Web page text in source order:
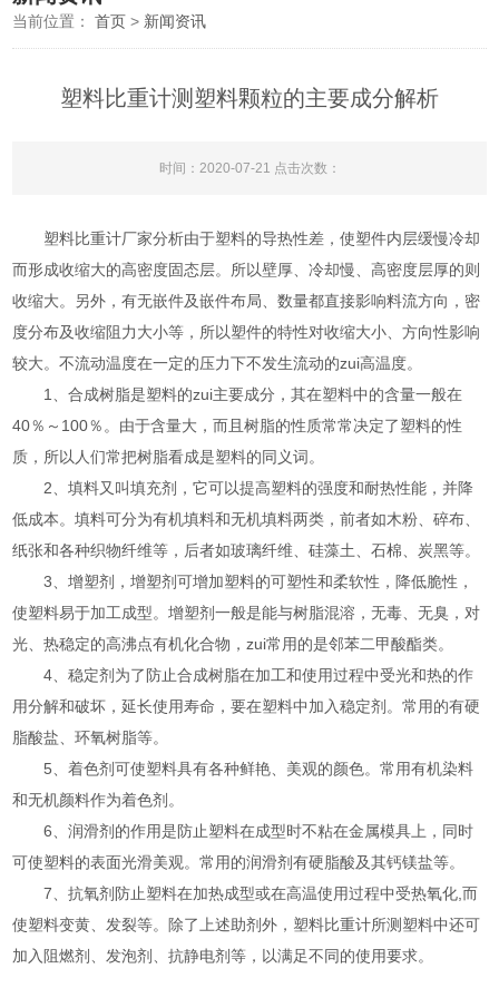
当前位置：首页 > 新闻资讯
塑料比重计测塑料颗粒的主要成分解析
时间：2020-07-21 点击次数：
塑料比重计厂家分析由于塑料的导热性差，使塑件内层缓慢冷却
而形成收缩大的高密度固态层。所以壁厚、冷却慢、高密度层厚的则
收缩大。另外，有无嵌件及嵌件布局、数量都直接影响料流方向，密
度分布及收缩阻力大小等，所以塑件的特性对收缩大小、方向性影响
较大。不流动温度在一定的压力下不发生流动的zui高温度。
1、合成树脂是塑料的zui主要成分，其在塑料中的含量一般在
40％～100％。由于含量大，而且树脂的性质常常决定了塑料的性
质，所以人们常把树脂看成是塑料的同义词。
2、填料又叫填充剂，它可以提高塑料的强度和耐热性能，并降
低成本。填料可分为有机填料和无机填料两类，前者如木粉、碎布、
纸张和各种织物纤维等，后者如玻璃纤维、硅藻土、石棉、炭黑等。
3、增塑剂，增塑剂可增加塑料的可塑性和柔软性，降低脆性，
使塑料易于加工成型。增塑剂一般是能与树脂混溶，无毒、无臭，对
光、热稳定的高沸点有机化合物，zui常用的是邻苯二甲酸酯类。
4、稳定剂为了防止合成树脂在加工和使用过程中受光和热的作
用分解和破坏，延长使用寿命，要在塑料中加入稳定剂。常用的有硬
脂酸盐、环氧树脂等。
5、着色剂可使塑料具有各种鲜艳、美观的颜色。常用有机染料
和无机颜料作为着色剂。
6、润滑剂的作用是防止塑料在成型时不粘在金属模具上，同时
可使塑料的表面光滑美观。常用的润滑剂有硬脂酸及其钙镁盐等。
7、抗氧剂防止塑料在加热成型或在高温使用过程中受热氧化,而
使塑料变黄、发裂等。除了上述助剂外，塑料比重计所测塑料中还可
加入阻燃剂、发泡剂、抗静电剂等，以满足不同的使用要求。